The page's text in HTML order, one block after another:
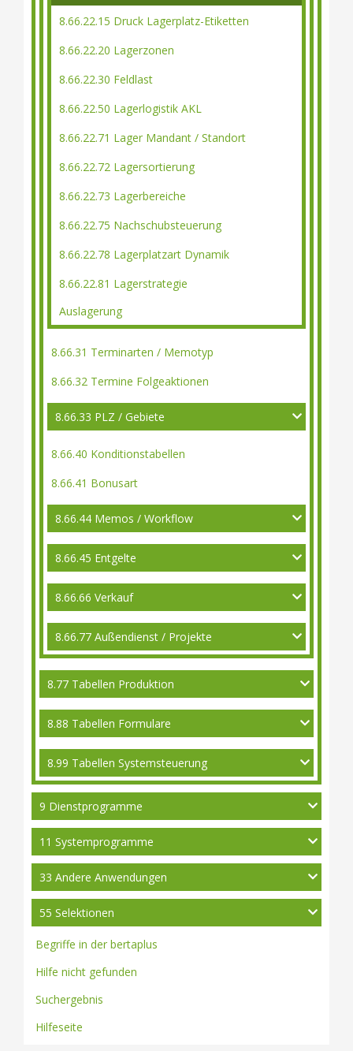
8.66.22.15 Druck Lagerplatz-Etiketten
8.66.22.20 Lagerzonen
8.66.22.30 Feldlast
8.66.22.50 Lagerlogistik AKL
8.66.22.71 Lager Mandant / Standort
8.66.22.72 Lagersortierung
8.66.22.73 Lagerbereiche
8.66.22.75 Nachschubsteuerung
8.66.22.78 Lagerplatzart Dynamik
8.66.22.81 Lagerstrategie
Auslagerung
8.66.31 Terminarten / Memotyp
8.66.32 Termine Folgeaktionen
8.66.33 PLZ / Gebiete
8.66.40 Konditionstabellen
8.66.41 Bonusart
8.66.44 Memos / Workflow
8.66.45 Entgelte
8.66.66 Verkauf
8.66.77 Außendienst / Projekte
8.77 Tabellen Produktion
8.88 Tabellen Formulare
8.99 Tabellen Systemsteuerung
9 Dienstprogramme
11 Systemprogramme
33 Andere Anwendungen
55 Selektionen
Begriffe in der bertaplus
Hilfe nicht gefunden
Suchergebnis
Hilfeseite